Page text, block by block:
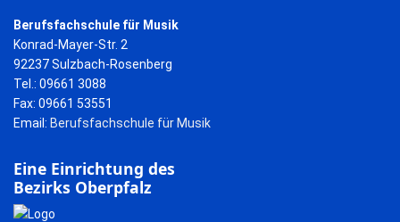
Berufsfachschule für Musik
Konrad-Mayer-Str. 2
92237 Sulzbach-Rosenberg
Tel.: 09661 3088
Fax: 09661 53551
Email: Berufsfachschule für Musik
Eine Einrichtung des
Bezirks Oberpfalz